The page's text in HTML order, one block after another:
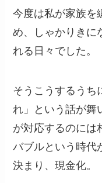
今度は私が家族を
め、しゃかりきに
れる日々でした。
そうこうするうち
れ」という話が舞
が対応するのには
バブルという時代
決まり、現金化。